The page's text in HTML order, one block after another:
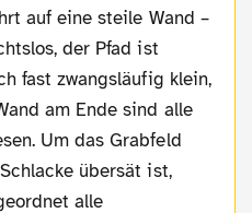
auf eine steile Wand –
der Pfad ist
fast zwangsläufig klein,
am Ende sind alle
Um das Grabfeld
übersät ist,
alle